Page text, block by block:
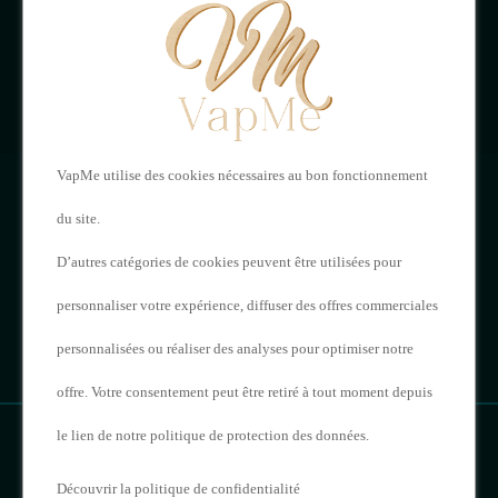
Mon compte
VAPME
contact@vapme.com
VapMe utilise des cookies nécessaires au bon fonctionnement
du site.
D’autres catégories de cookies peuvent être utilisées pour
personnaliser votre expérience, diffuser des offres commerciales
personnalisées ou réaliser des analyses pour optimiser notre
offre. Votre consentement peut être retiré à tout moment depuis
le lien de notre politique de protection des données.
Découvrir la politique de confidentialité